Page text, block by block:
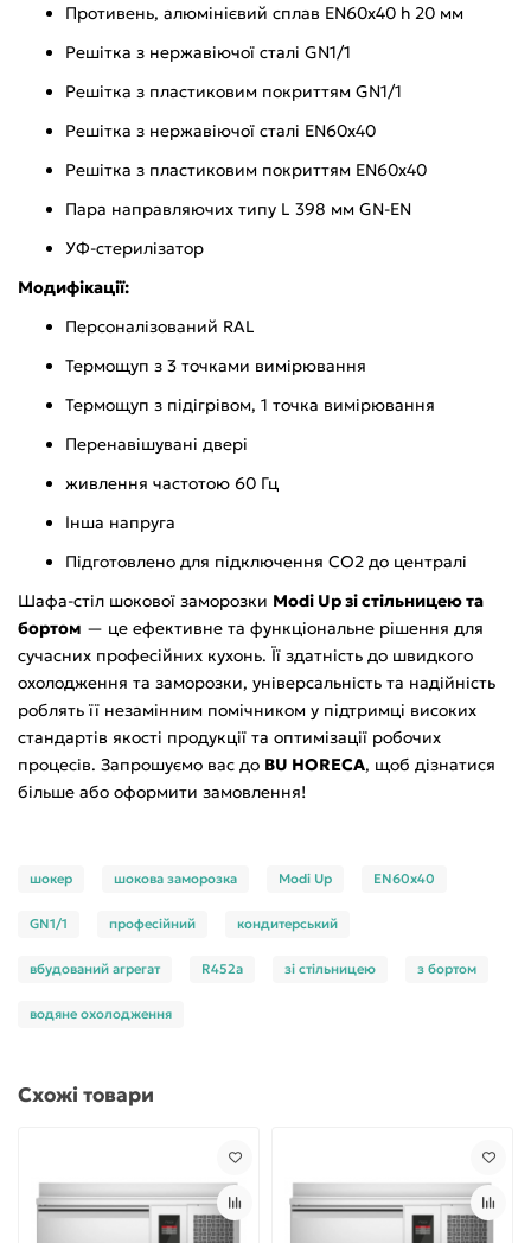
Противень, алюмінієвий сплав EN60x40 h 20 мм
Решітка з нержавіючої сталі GN1/1
Решітка з пластиковим покриттям GN1/1
Решітка з нержавіючої сталі EN60х40
Решітка з пластиковим покриттям EN60x40
Пара направляючих типу L 398 мм GN-EN
УФ-стерилізатор
Модифікації:
Персоналізований RAL
Термощуп з 3 точками вимірювання
Термощуп з підігрівом, 1 точка вимірювання
Перенавішувані двері
живлення частотою 60 Гц
Інша напруга
Підготовлено для підключення CO2 до централі
Шафа-стіл шокової заморозки Modi Up зі стільницею та
бортом — це ефективне та функціональне рішення для
сучасних професійних кухонь. Її здатність до швидкого
охолодження та заморозки, універсальність та надійність
роблять її незамінним помічником у підтримці високих
стандартів якості продукції та оптимізації робочих
процесів. Запрошуємо вас до BU HORECA, щоб дізнатися
більше або оформити замовлення!
шокер шокова заморозка Modi Up EN60x40
GN1/1 професійний кондитерський
вбудований агрегат R452a зі стільницею з бортом
водяне охолодження
Схожі товари